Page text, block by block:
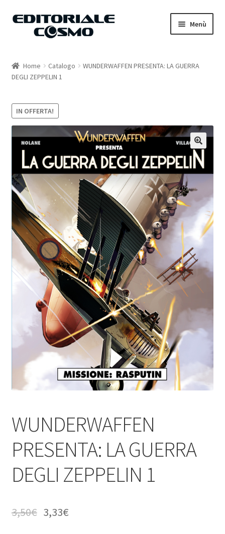
Vai
Vai
Menù
Catalogo
Carrello
Home Catalogo
WUNDERWAFFEN PRESENTA: LA GUERRA
DEGLI ZEPPELIN 1
IN OFFERTA!
WUNDERWAFFEN
PRESENTA: LA GUERRA
DEGLI ZEPPELIN 1
3,50€ 3,33€